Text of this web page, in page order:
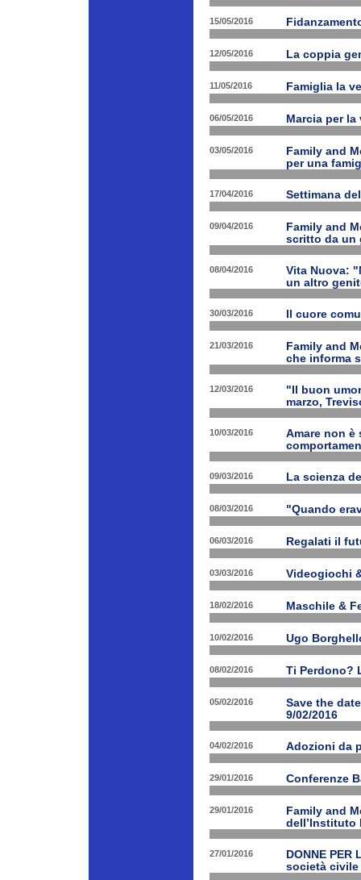
15/05/2016
12/05/2016 La coppia
11/05/2016 Famiglia la
06/05/2016 Marcia per la
03/05/2016
Family and
per una
17/04/2016 Settimana
09/04/2016
Family and
scritto da un
08/04/2016
Vita Nuova:
un altro
30/03/2016 Il cuore
21/03/2016
Family and
che informa
12/03/2016
"Il buon
marzo,
10/03/2016
Amare non
09/03/2016 La scienza
08/03/2016 "Quando
06/03/2016 Regalati il
03/03/2016 Videogiochi
18/02/2016 Maschile &
10/02/2016 Ugo
08/02/2016 Ti Perdono?
05/02/2016
Save the
9/02/2016
04/02/2016 Adozioni da
29/01/2016 Conferenze
29/01/2016
Family and
dell’Instituto
27/01/2016
DONNE
società